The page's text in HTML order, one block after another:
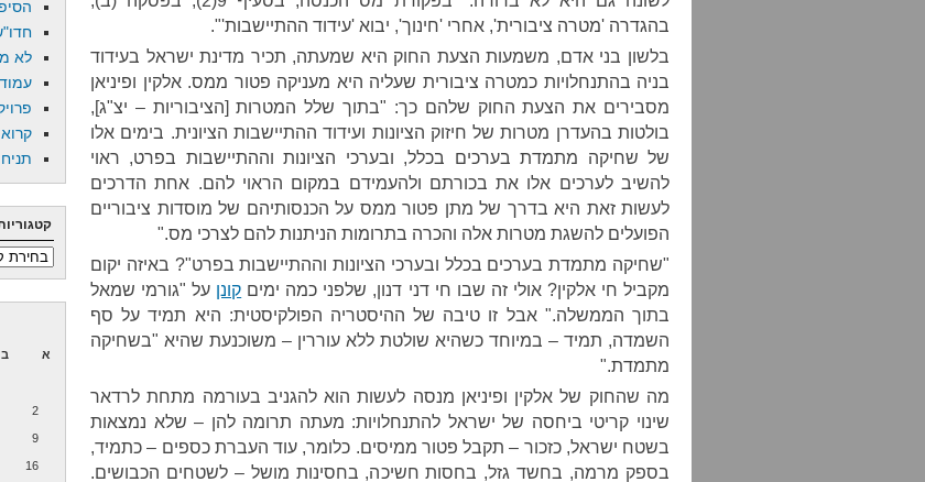
בהגדרה 'מטרה ציבורית', אחרי 'חינוך', יבוא 'עידוד ההתיישבות'".
בלשון בני אדם, משמעות הצעת החוק היא שמעתה, תכיר מדינת ישראל בעידוד
בניה בהתנחלויות כמטרה ציבורית שעליה היא מעניקה פטור ממס. אלקין ופיניאן
מסבירים את הצעת החוק שלהם כך: "בתוך שלל המטרות [הציבוריות – יצ"ג],
בולטות בהעדרן מטרות של חיזוק הציונות ועידוד ההתיישבות הציונית. בימים אלו
של שחיקה מתמדת בערכים בכלל, ובערכי הציונות וההתיישבות בפרט, ראוי
להשיב לערכים אלו את בכורתם ולהעמידם במקום הראוי להם. אחת הדרכים
לעשות זאת היא בדרך של מתן פטור ממס על הכנסותיהם של מוסדות ציבוריים
הפועלים להשגת מטרות אלה והכרה בתרומות הניתנות להם לצרכי מס."
"שחיקה מתמדת בערכים בכלל ובערכי הציונות וההתיישבות בפרט"? באיזה יקום
מקביל חי אלקין? אולי זה שבו חי דני דנון, שלפני כמה ימים קונן על "גורמי שמאל
בתוך הממשלה." אבל זו טיבה של ההיסטריה הפולקיסטית: היא תמיד על סף
השמדה, תמיד – במיוחד כשהיא שולטת ללא עוררין – משוכנעת שהיא "בשחיקה
מתמדת."
מה שהחוק של אלקין ופיניאן מנסה לעשות הוא להגניב בעורמה מתחת לרדאר
שינוי קריטי ביחסה של ישראל להתנחלויות: מעתה תרומה להן – שלא נמצאות
בשטח ישראל, כזכור – תקבל פטור ממיסים. כלומר, עוד העברת כספים – כתמיד,
בספק מרמה, בחשד גזל, בחסות חשיכה, בחסינות מושל – לשטחים הכבושים.
לא
א ב
2
9
16